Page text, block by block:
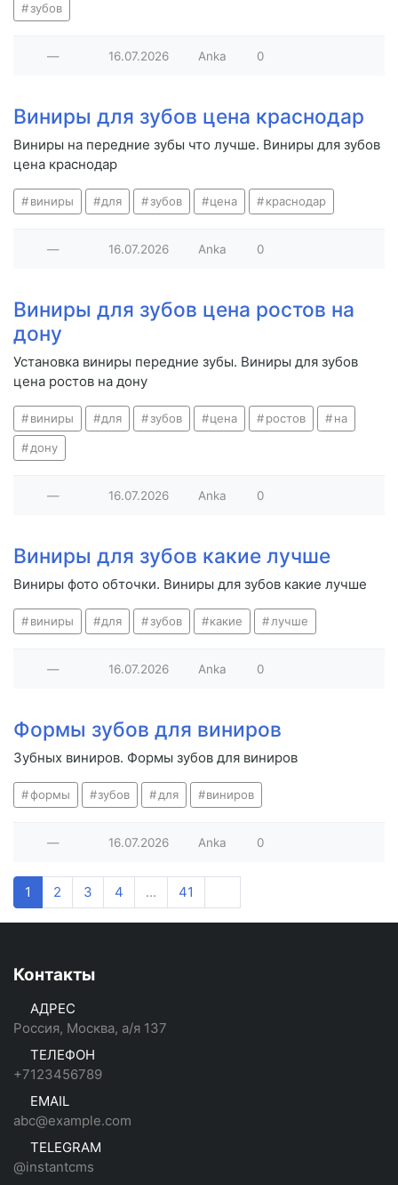
зубов
— 16.07.2026 Anka 0
Виниры для зубов цена краснодар
Виниры на передние зубы что лучше. Виниры для зубов
цена краснодар
виниры для зубов цена краснодар
— 16.07.2026 Anka 0
Виниры для зубов цена ростов на
дону
Установка виниры передние зубы. Виниры для зубов
цена ростов на дону
виниры для зубов цена ростов на
дону
— 16.07.2026 Anka 0
Виниры для зубов какие лучше
Виниры фото обточки. Виниры для зубов какие лучше
виниры для зубов какие лучше
— 16.07.2026 Anka 0
Формы зубов для виниров
Зубных виниров. Формы зубов для виниров
формы зубов для виниров
— 16.07.2026 Anka 0
1 2 3 4 ... 41
Контакты
АДРЕС
Россия, Москва, а/я 137
ТЕЛЕФОН
+7123456789
EMAIL
abc@example.com
TELEGRAM
@instantcms